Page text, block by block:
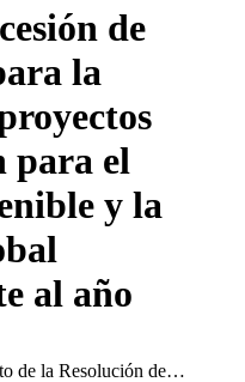
de
la
para el
y la
al año
de la Resolución de…